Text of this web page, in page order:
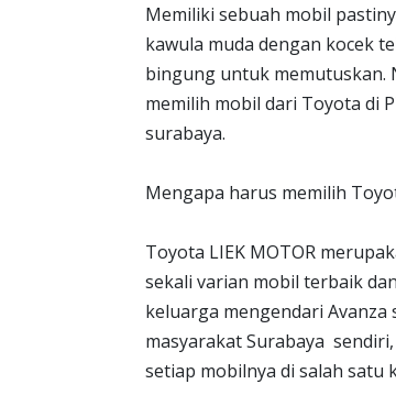
Memiliki sebuah mobil
kawula muda dengan kocek
bingung untuk memutuskan.
memilih mobil dari Toyota di
surabaya.
Mengapa harus memilih
Toyota LIEK MOTOR
sekali varian mobil terbaik
keluarga mengendari
masyarakat Surabaya
setiap mobilnya di salah satu